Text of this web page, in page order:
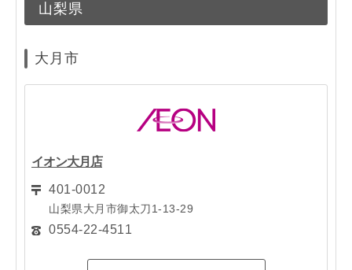
山梨県
大月市
イオン大月店
401-0012
山梨県大月市御太刀1-13-29
0554-22-4511